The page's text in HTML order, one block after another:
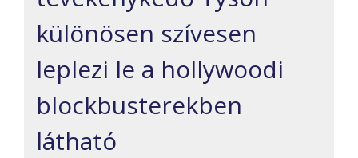
különösen szívesen
leplezi le a hollywoodi
blockbusterekben
látható